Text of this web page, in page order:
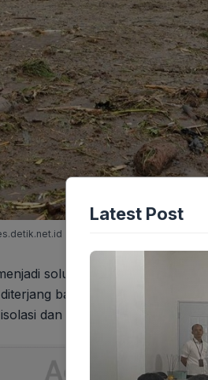
solusi mendesak setelah
banjir bandang
dan kesulitan mobilitas yang
Latest Post